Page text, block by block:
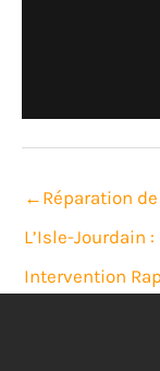
← Réparation
L’Isle-Jourdain :
Intervention